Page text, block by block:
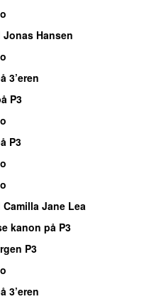
Jonas Hansen
3’eren
P3
P3
Camilla Jane Lea
kanon på P3
P3
3’eren